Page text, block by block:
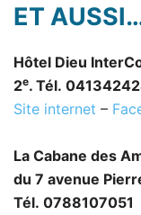
ET
Hôtel Dieu
2e. Tél.
Site internet –
La Cabane des
du 7 avenue
Tél. 0788107051